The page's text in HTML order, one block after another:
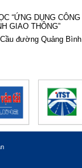
“ỨNG DỤNG
GIAO THÔNG”
đường Quảng